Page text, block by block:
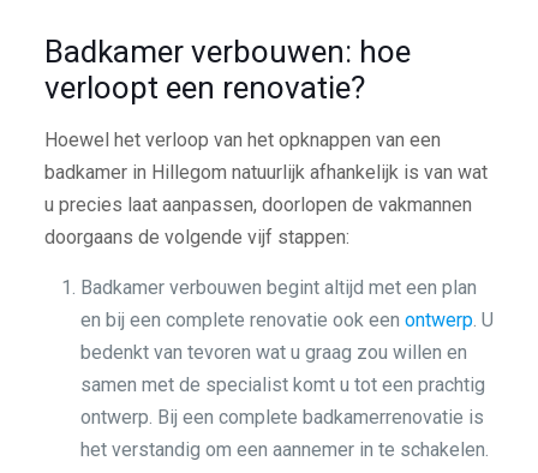
Badkamer verbouwen: hoe
verloopt een renovatie?
Hoewel het verloop van het opknappen van een
badkamer in Hillegom natuurlijk afhankelijk is van wat
u precies laat aanpassen, doorlopen de vakmannen
doorgaans de volgende vijf stappen:
Badkamer verbouwen begint altijd met een plan
en bij een complete renovatie ook een ontwerp. U
bedenkt van tevoren wat u graag zou willen en
samen met de specialist komt u tot een prachtig
ontwerp. Bij een complete badkamerrenovatie is
het verstandig om een aannemer in te schakelen.